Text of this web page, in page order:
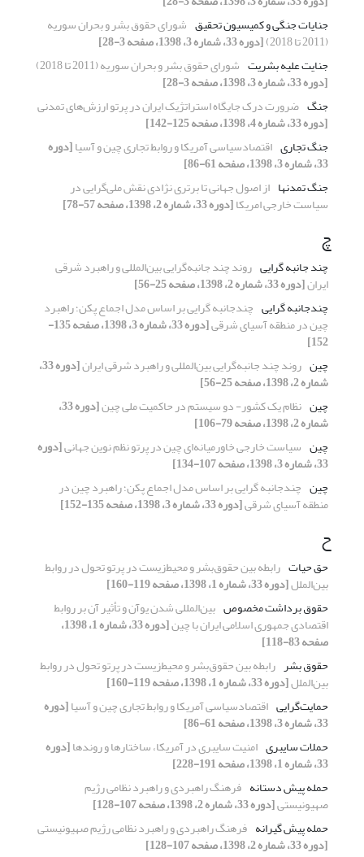
جنایات جنگی و کمیسیون تحقیق شورای حقوق بشر و بحران سوریه
(2011 تا 2018)
[دوره 33، شماره 3، 1398، صفحه 3-28]
جنایت علیه بشریت شورای حقوق بشر و بحران سوریه (2011 تا 2018)
[دوره 33، شماره 3، 1398، صفحه 3-28]
جنگ ضرورت درک جایگاه استراتژیک ایران در پرتو ارزش‌های تمدنی
[دوره 33، شماره 4، 1398، صفحه 125-142]
جنگ تجاری اقتصادسیاسی آمریکا و روابط تجاری چین و آسیا[دوره
33، شماره 3، 1398، صفحه 61-86]
جنگ تمدنها از اصول جهانی تا برتری نژادی نقش ملی‌گرایی در
سیاست خارجی امریکا[دوره 33، شماره 2، 1398، صفحه 57-78]
چ
چند جانبه گرایی روند چند جانبه‌گرایی بین‌المللی و راهبرد شرقی
ایران[دوره 33، شماره 2، 1398، صفحه 25-56]
چندجانبه گرایی چندجانبه گرایی بر اساس مدل اجماع پکن؛ راهبرد
چین در منطقه آسیای شرقی [دوره 33، شماره 3، 1398، صفحه 135-
152]
چین روند چند جانبه‌گرایی بین‌المللی و راهبرد شرقی ایران [دوره 33،
شماره 2، 1398، صفحه 25-56]
چین نظام یک کشور- دو سیستم در حاکمیت ملی چین [دوره 33،
شماره 2، 1398، صفحه 79-106]
چین سیاست خارجی خاورمیانه‌ای چین در پرتو نظم نوین جهانی[دوره
33، شماره 3، 1398، صفحه 107-134]
چین چندجانبه گرایی بر اساس مدل اجماع پکن؛ راهبرد چین در
منطقه آسیای شرقی[دوره 33، شماره 3، 1398، صفحه 135-152]
ح
حق حیات رابطه بین حقوق‌بشر و محیط‌زیست در پرتو تحول در روابط
بین‌الملل[دوره 33، شماره 1، 1398، صفحه 119-160]
حقوق برداشت مخصوص بین‌المللی شدن یوآن و تأثیر آن بر روابط
اقتصادی جمهوری اسلامی ایران با چین [دوره 33، شماره 1، 1398،
صفحه 83-118]
حقوق بشر رابطه بین حقوق‌بشر و محیط‌زیست در پرتو تحول در روابط
بین‌الملل[دوره 33، شماره 1، 1398، صفحه 119-160]
حمایت‌گرایی اقتصادسیاسی آمریکا و روابط تجاری چین و آسیا[دوره
33، شماره 3، 1398، صفحه 61-86]
حملات سایبری امنیت سایبری در آمریکا، ساختارها و روندها[دوره
33، شماره 1، 1398، صفحه 191-228]
حمله پیش دستانه فرهنگ راهبردی و راهبرد نظامی رژیم
صهیونیستی[دوره 33، شماره 2، 1398، صفحه 107-128]
حمله پیش گیرانه فرهنگ راهبردی و راهبرد نظامی رژیم صهیونیستی
[دوره 33، شماره 2، 1398، صفحه 107-128]